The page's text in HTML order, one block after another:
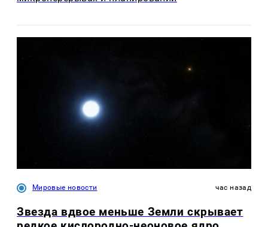
Мировые новости час назад
Звезда вдвое меньше Земли скрывает